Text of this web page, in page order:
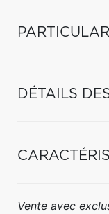
DÉTAILS
Vente avec